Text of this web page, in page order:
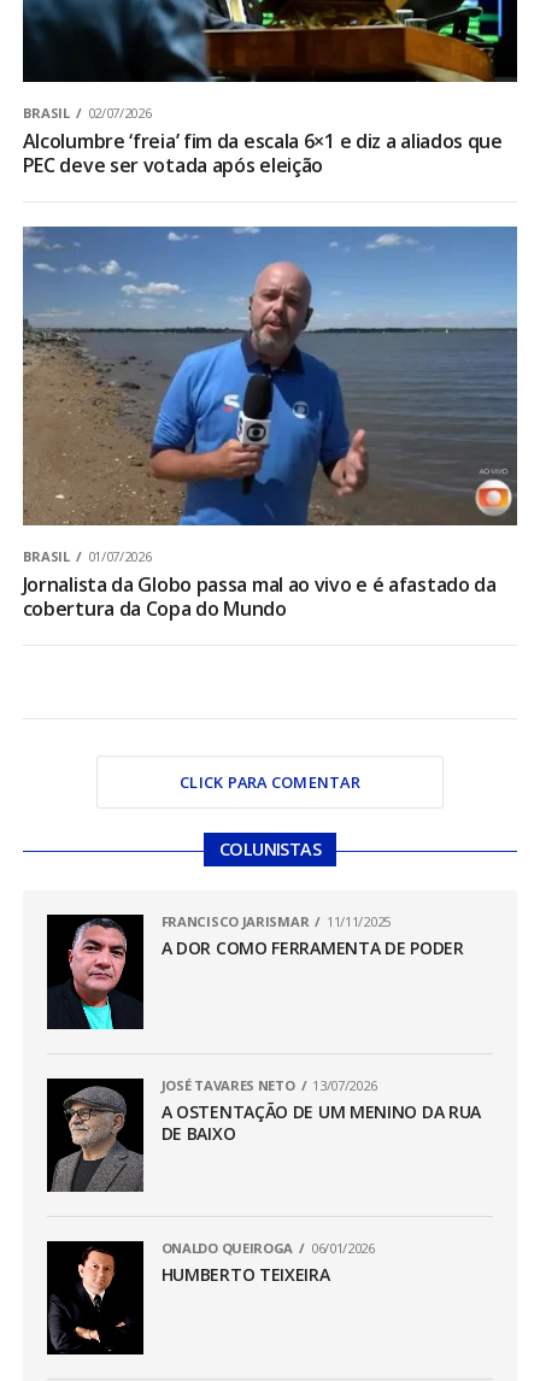
BRASIL 02/07/2026
Alcolumbre ‘freia’ fim da escala 6×1 e diz a aliados que
PEC deve ser votada após eleição
BRASIL 01/07/2026
Jornalista da Globo passa mal ao vivo e é afastado da
cobertura da Copa do Mundo
CLICK PARA COMENTAR
COLUNISTAS
FRANCISCO JARISMAR 11/11/2025
A DOR COMO FERRAMENTA DE PODER
JOSÉ TAVARES NETO 13/07/2026
A OSTENTAÇÃO DE UM MENINO DA RUA
DE BAIXO
ONALDO QUEIROGA 06/01/2026
HUMBERTO TEIXEIRA